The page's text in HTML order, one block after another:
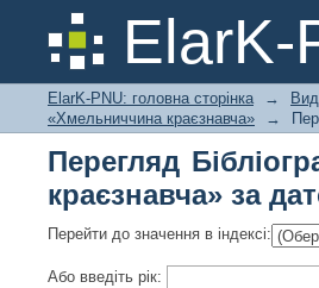
ElarK-
Перегляд
ElarK-PNU: головна сторінка →
«Хмельниччина краєзнавча»
→
Перегляд
краєзнавча» за
Перейти до значення в індексі:
Або введіть рік: